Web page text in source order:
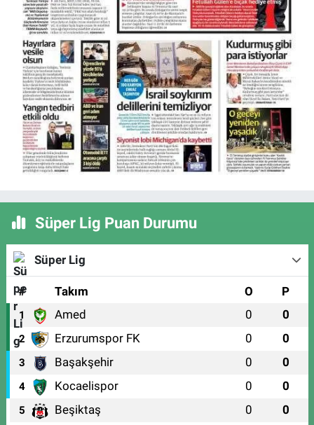
Süper Lig Puan Durumu
Süper Lig
# Takım O P
1 Amed 0 0
2 Erzurumspor FK 0 0
3 Başakşehir 0 0
4 Kocaelispor 0 0
5 Beşiktaş 0 0